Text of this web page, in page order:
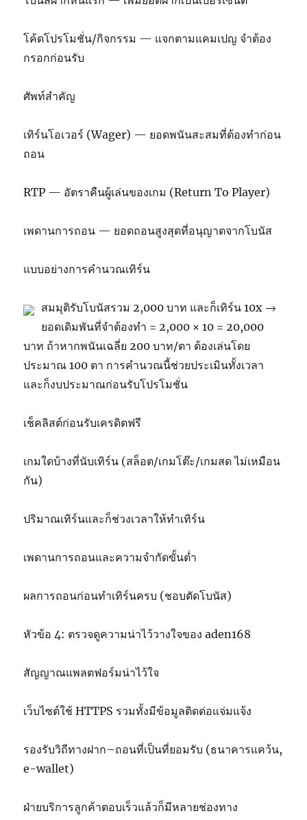
โค้ดโปรโมชั่น/กิจกรรม — แจกตามแคมเปญ จำต้อง
กรอกก่อนรับ
ศัพท์สำคัญ
เทิร์นโอเวอร์ (Wager) — ยอดพนันสะสมที่ต้องทำก่อน
ถอน
RTP — อัตราคืนผู้เล่นของเกม (Return To Player)
เพดานการถอน — ยอดถอนสูงสุดที่อนุญาตจากโบนัส
แบบอย่างการคำนวณเทิร์น
สมมุติรับโบนัสรวม 2,000 บาท และก็เทิร์น 10x →
ยอดเดิมพันที่จำต้องทำ = 2,000 × 10 = 20,000
บาท ถ้าหากพนันเฉลี่ย 200 บาท/ตา ต้องเล่นโดย
ประมาณ 100 ตา การคำนวณนี้ช่วยประเมินทั้งเวลา
และก็งบประมาณก่อนรับโปรโมชั่น
เช็คลิสต์ก่อนรับเครดิตฟรี
เกมใดบ้างที่นับเทิร์น (สล็อต/เกมโต๊ะ/เกมสด ไม่เหมือน
กัน)
ปริมาณเทิร์นและก็ช่วงเวลาให้ทำเทิร์น
เพดานการถอนและความจำกัดขั้นต่ำ
ผลการถอนก่อนทำเทิร์นครบ (ชอบตัดโบนัส)
หัวข้อ 4: ตรวจดูความน่าไว้วางใจของ aden168
สัญญาณแพลตฟอร์มน่าไว้ใจ
เว็บไซต์ใช้ HTTPS รวมทั้งมีข้อมูลติดต่อแจ่มแจ้ง
รองรับวิถีทางฝาก–ถอนที่เป็นที่ยอมรับ (ธนาคารแคว้น,
e-wallet)
ฝ่ายบริการลูกค้าตอบเร็วแล้วก็มีหลายช่องทาง